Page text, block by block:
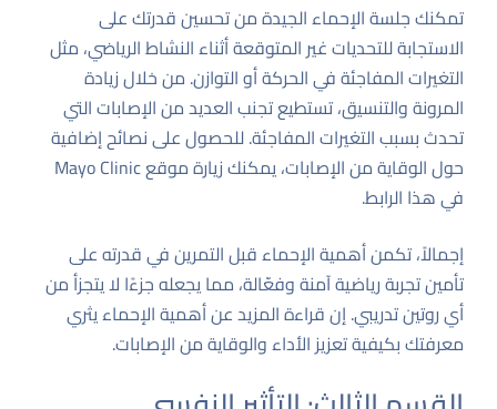
تمكنك جلسة الإحماء الجيدة من تحسين قدرتك على
الاستجابة للتحديات غير المتوقعة أثناء النشاط الرياضي، مثل
التغيرات المفاجئة في الحركة أو التوازن. من خلال زيادة
المرونة والتنسيق، تستطيع تجنب العديد من الإصابات التي
تحدث بسبب التغيرات المفاجئة. للحصول على نصائح إضافية
حول الوقاية من الإصابات، يمكنك زيارة موقع Mayo Clinic
في هذا الرابط.
إجمالاً، تكمن أهمية الإحماء قبل التمرين في قدرته على
تأمين تجربة رياضية آمنة وفعّالة، مما يجعله جزءًا لا يتجزأ من
أي روتين تدريبي. إن قراءة المزيد عن أهمية الإحماء يثري
معرفتك بكيفية تعزيز الأداء والوقاية من الإصابات.